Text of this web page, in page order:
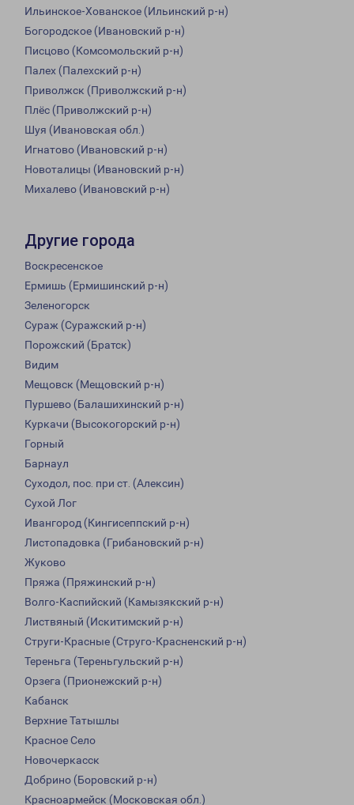
Ильинское-Хованское (Ильинский р-н)
Богородское (Ивановский р-н)
Писцово (Комсомольский р-н)
Палех (Палехский р-н)
Приволжск (Приволжский р-н)
Плёс (Приволжский р-н)
Шуя (Ивановская обл.)
Игнатово (Ивановский р-н)
Новоталицы (Ивановский р-н)
Михалево (Ивановский р-н)
Другие города
Воскресенское
Ермишь (Ермишинский р-н)
Зеленогорск
Сураж (Суражский р-н)
Порожский (Братск)
Видим
Мещовск (Мещовский р-н)
Пуршево (Балашихинский р-н)
Куркачи (Высокогорский р-н)
Горный
Барнаул
Суходол, пос. при ст. (Алексин)
Сухой Лог
Ивангород (Кингисеппский р-н)
Листопадовка (Грибановский р-н)
Жуково
Пряжа (Пряжинский р-н)
Волго-Каспийский (Камызякский р-н)
Листвяный (Искитимский р-н)
Струги-Красные (Струго-Красненский р-н)
Тереньга (Тереньгульский р-н)
Орзега (Прионежский р-н)
Кабанск
Верхние Татышлы
Красное Село
Новочеркасск
Добрино (Боровский р-н)
Красноармейск (Московская обл.)